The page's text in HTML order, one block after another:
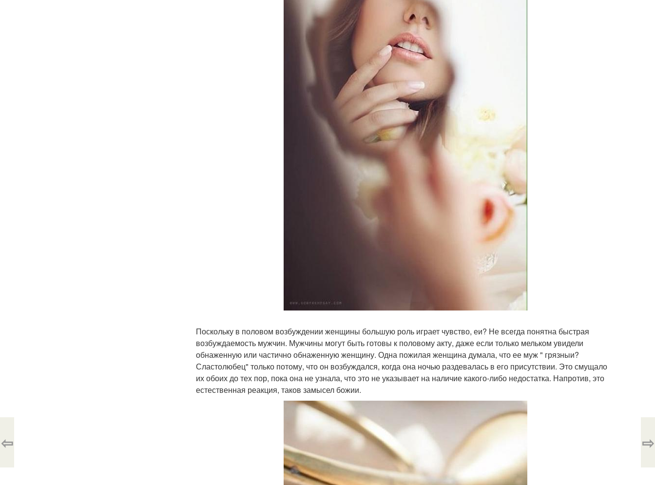
Поскольку в половом возбуждении женщины большую роль играет чувство, еи? Не всегда понятна быстрая
возбуждаемость мужчин. Мужчины могут быть готовы к половому акту, даже если только мельком увидели
обнаженную или частично обнаженную женщину. Одна пожилая женщина думала, что ее муж " грязныи?
Сластолюбец" только потому, что он возбуждался, когда она ночью раздевалась в его присутствии. Это смущало
их обоих до тех пор, пока она не узнала, что это не указывает на наличие какого-либо недостатка. Напротив, это
естественная реакция, таков замысел божии.
⇦ ⇨